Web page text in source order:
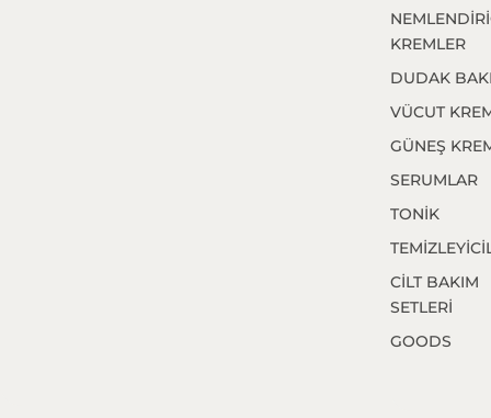
KREMLER
DUDAK
VÜCUT
GÜNEŞ
SERUMLAR
TONİK
CİLT BAKIM
SETLERİ
GOODS